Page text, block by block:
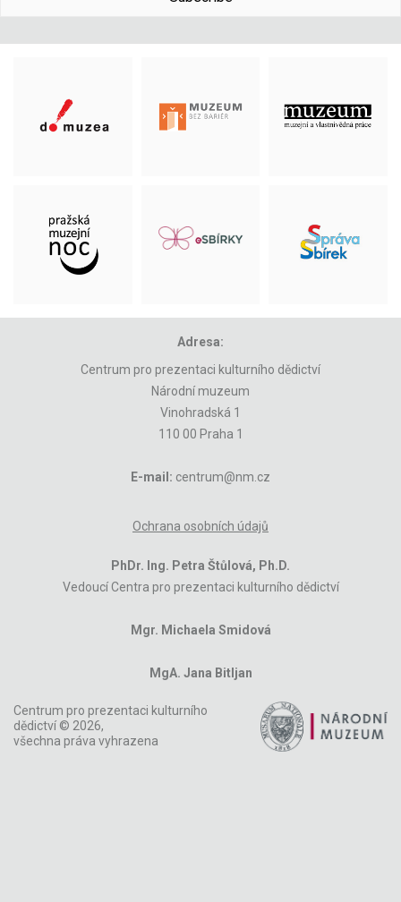
Adresa:
Centrum pro prezentaci kulturního dědictví
Národní muzeum
Vinohradská 1
110 00 Praha 1
E-mail: centrum@nm.cz
Ochrana osobních údajů
PhDr. Ing. Petra Štůlová, Ph.D.
Vedoucí Centra pro prezentaci kulturního dědictví
Mgr. Michaela Smidová
MgA. Jana Bitljan
Centrum pro prezentaci kulturního
dědictví © 2026,
všechna práva vyhrazena